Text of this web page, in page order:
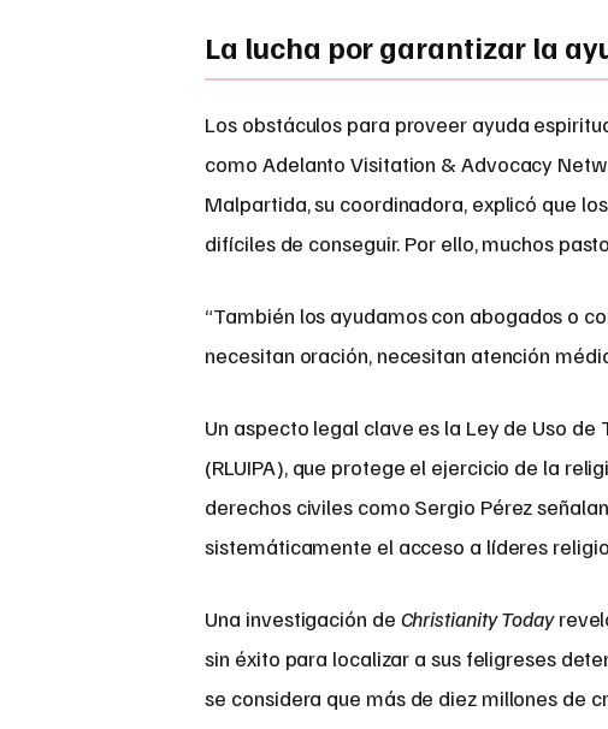
La lucha por garantizar la
Los obstáculos para proveer ayuda
como Adelanto Visitation & Advocacy
Malpartida, su coordinadora, explicó que
difíciles de conseguir. Por ello, muchos
“También los ayudamos con abogados o
necesitan oración, necesitan atención
Un aspecto legal clave es la Ley de Uso
(RLUIPA), que protege el ejercicio de la
derechos civiles como Sergio Pérez
sistemáticamente el acceso a líderes
Una investigación de Christianity Today
sin éxito para localizar a sus feligreses
se considera que más de diez millones de